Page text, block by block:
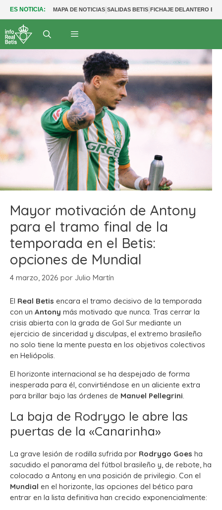
ES NOTICIA: MAPA DE NOTICIAS|SALIDAS BETIS|FICHAJE DELANTERO
Mayor motivación de Antony
para el tramo final de la
temporada en el Betis:
opciones de Mundial
4 marzo, 2026 por Julio Martín
El Real Betis encara el tramo decisivo de la temporada
con un Antony más motivado que nunca. Tras cerrar la
crisis abierta con la grada de Gol Sur mediante un
ejercicio de sinceridad y disculpas, el extremo brasileño
no solo tiene la mente puesta en los objetivos colectivos
en Heliópolis.
El horizonte internacional se ha despejado de forma
inesperada para él, convirtiéndose en un aliciente extra
para brillar bajo las órdenes de Manuel Pellegrini.
La baja de Rodrygo le abre las
puertas de la «Canarinha»
La grave lesión de rodilla sufrida por Rodrygo Goes ha
sacudido el panorama del fútbol brasileño y, de rebote, ha
colocado a Antony en una posición de privilegio. Con el
Mundial en el horizonte, las opciones del bético para
entrar en la lista definitiva han crecido exponencialmente: